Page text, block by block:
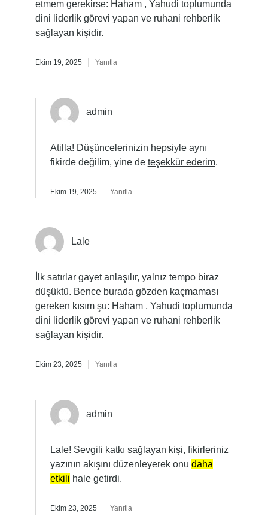
etmem gerekirse: Haham , Yahudi toplumunda
dini liderlik görevi yapan ve ruhani rehberlik
sağlayan kişidir.
Ekim 19, 2025 Yanıtla
admin
Atilla! Düşüncelerinizin hepsiyle aynı
fikirde değilim, yine de teşekkür ederim.
Ekim 19, 2025 Yanıtla
Lale
İlk satırlar gayet anlaşılır, yalnız tempo biraz
düşüktü. Bence burada gözden kaçmaması
gereken kısım şu: Haham , Yahudi toplumunda
dini liderlik görevi yapan ve ruhani rehberlik
sağlayan kişidir.
Ekim 23, 2025 Yanıtla
admin
Lale! Sevgili katkı sağlayan kişi, fikirleriniz
yazının akışını düzenleyerek onu daha
etkili hale getirdi.
Ekim 23, 2025 Yanıtla